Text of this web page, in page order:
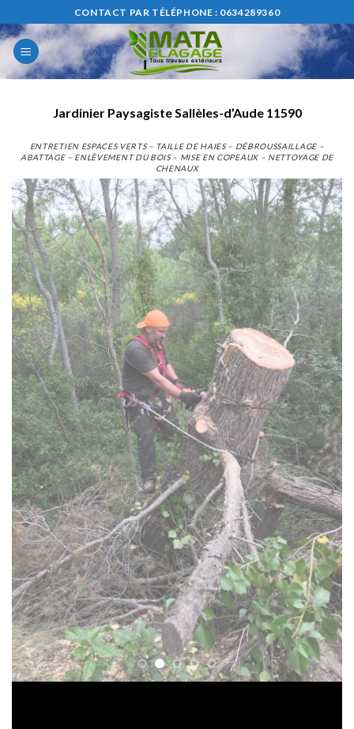
to
content
CONTACT PAR TÉLÉPHONE : 0634289360
Jardinier Paysagiste Sallèles-d’Aude 11590
ENTRETIEN ESPACES VERTS – TAILLE DE HAIES – DÉBROUSSAILLAGE –
ABATTAGE – ENLÈVEMENT DU BOIS – MISE EN COPEAUX – NETTOYAGE DE
CHENAUX